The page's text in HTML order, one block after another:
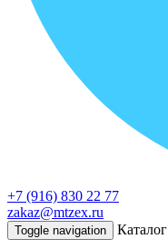
+7 (916) 830 22 77
zakaz@mtzex.ru
Toggle navigation Каталог